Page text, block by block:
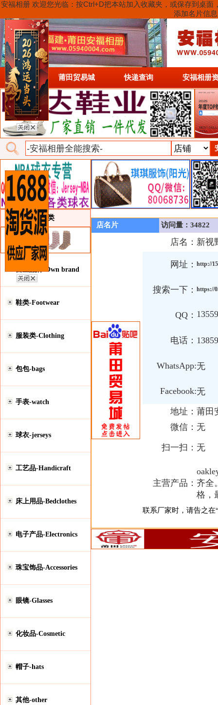
安福相册 欢迎您光临：按Ctrl+D把本站加入收藏夹，或保存到桌
添加名片信
首页 莆田贸易城 快递查询 安福相册
类目详细分类
自主品牌-Own brand
鞋类-Footwear
服装类-Clothing
包包-bags
手表-watch
球衣-jerseys
工艺品-Handicraft
床上用品-Bedclothes
电子产品-Electronics
珠宝饰品-Accessories
眼镜-Glasses
化妆品-Cosmetic
帽子-hats
其他-other
店名片 访问量：34822
店名： 新视
网址： http://
搜索一下： https://
QQ：
电话：
WhatsApp:无
Facebook:无
地址： 莆田
微信： 无
扫一扫： 无
主营产品： 齐全
格，
联系厂家时，请告之在